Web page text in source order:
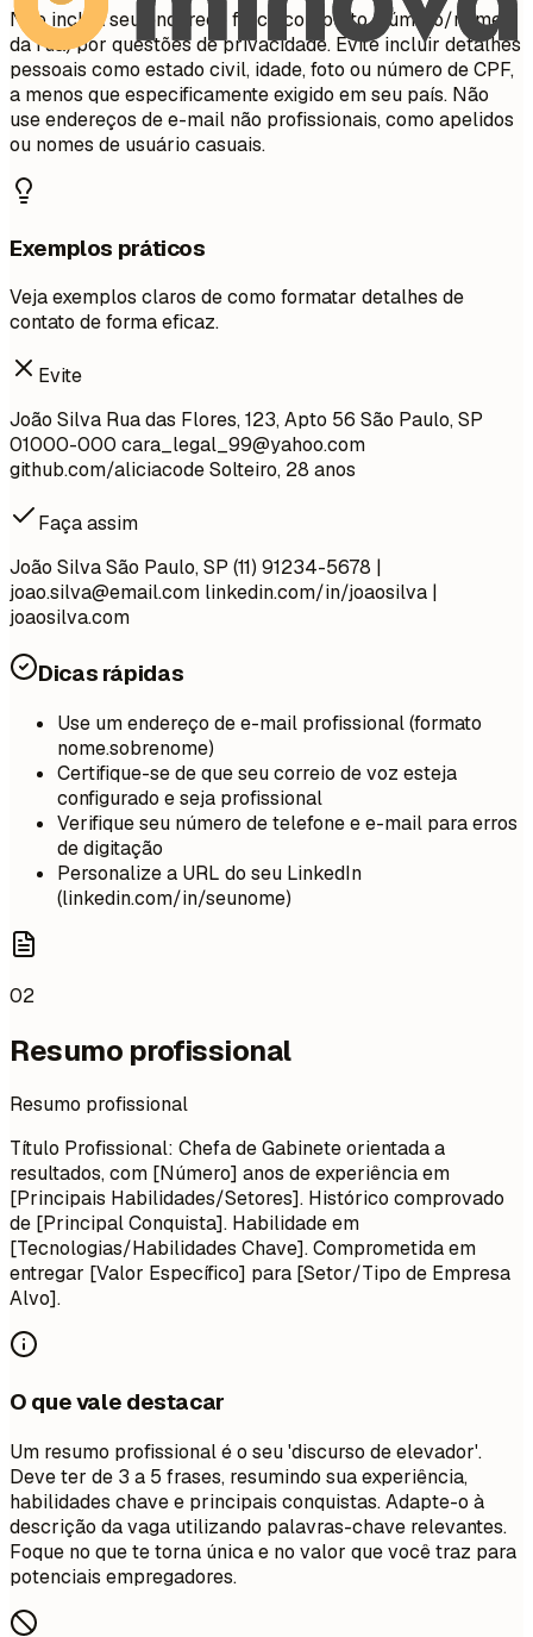
Não inclua seu endereço físico completo (número/nome
da rua) por questões de privacidade. Evite incluir detalhes
pessoais como estado civil, idade, foto ou número de CPF,
a menos que especificamente exigido em seu país. Não
use endereços de e-mail não profissionais, como apelidos
ou nomes de usuário casuais.
Exemplos práticos
Veja exemplos claros de como formatar detalhes de
contato de forma eficaz.
Evite
João Silva Rua das Flores, 123, Apto 56 São Paulo, SP
01000-000 cara_legal_99@yahoo.com
github.com/aliciacode Solteiro, 28 anos
Faça assim
João Silva São Paulo, SP (11) 91234-5678 |
joao.silva@email.com linkedin.com/in/joaosilva |
joaosilva.com
Dicas rápidas
Use um endereço de e-mail profissional (formato
nome.sobrenome)
Certifique-se de que seu correio de voz esteja
configurado e seja profissional
Verifique seu número de telefone e e-mail para erros
de digitação
Personalize a URL do seu LinkedIn
(linkedin.com/in/seunome)
02
Resumo profissional
Resumo profissional
Título Profissional: Chefa de Gabinete orientada a
resultados, com [Número] anos de experiência em
[Principais Habilidades/Setores]. Histórico comprovado
de [Principal Conquista]. Habilidade em
[Tecnologias/Habilidades Chave]. Comprometida em
entregar [Valor Específico] para [Setor/Tipo de Empresa
Alvo].
O que vale destacar
Um resumo profissional é o seu 'discurso de elevador'.
Deve ter de 3 a 5 frases, resumindo sua experiência,
habilidades chave e principais conquistas. Adapte-o à
descrição da vaga utilizando palavras-chave relevantes.
Foque no que te torna única e no valor que você traz para
potenciais empregadores.